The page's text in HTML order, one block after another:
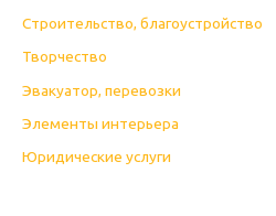
Строительство, благоустройство
Творчество
Эвакуатор, перевозки
Элементы интерьера
Юридические услуги